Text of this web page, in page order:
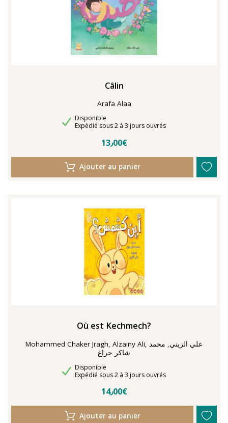
Câlin
Arafa Alaa
Disponibilité
Disponible
Délais de livraison
Expédié sous 2 à 3 jours ouvrés
13٫00€
Ajouter au panier
Où est Kechmech?
Mohammed Chaker Jragh, Alzainy Ali, علي الزيني, محمد
شاكر جراغ
Disponibilité
Disponible
Délais de livraison
Expédié sous 2 à 3 jours ouvrés
14٫00€
Ajouter au panier